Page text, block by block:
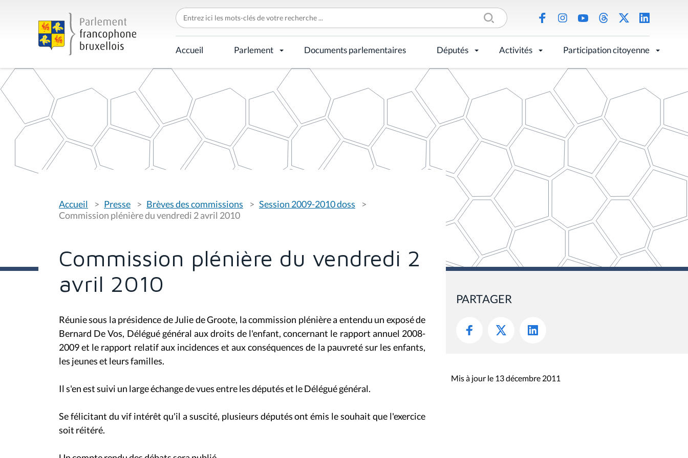
C
h
e
r
c
h
r
p
Accueil Parlement Documents parlementaires Députés Activités Participation citoyenne
o
u
s
s
i
:
Accueil Presse Brèves des commissions
Session 2009-2010 doss
Commission plénière du vendredi 2 avril 2010
Commission plénière du vendredi 2
avril 2010
Réunie sous la présidence de Julie de Groote, la commission plénière a entendu un exposé de
Bernard De Vos, Délégué général aux droits de l'enfant, concernant le rapport annuel 2008-
2009 et le rapport relatif aux incidences et aux conséquences de la pauvreté sur les enfants,
les jeunes et leurs familles.
Il s'en est suivi un large échange de vues entre les députés et le Délégué général.
Se félicitant du vif intérêt qu'il a suscité, plusieurs députés ont émis le souhait que l'exercice
soit réitéré.
PARTAGER
Mis à jour le 13 décembre 2011